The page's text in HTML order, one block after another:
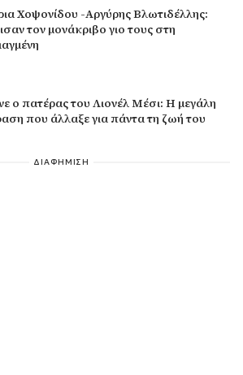
Χοψονίδου -Αργύρης Βλωτιδέλλης:
τον μονάκριβο γιο τους στη
ο πατέρας του Λιονέλ Μέσι: Η μεγάλη
που άλλαξε για πάντα τη ζωή του
ΔΙΑΦΗΜΙΣΗ